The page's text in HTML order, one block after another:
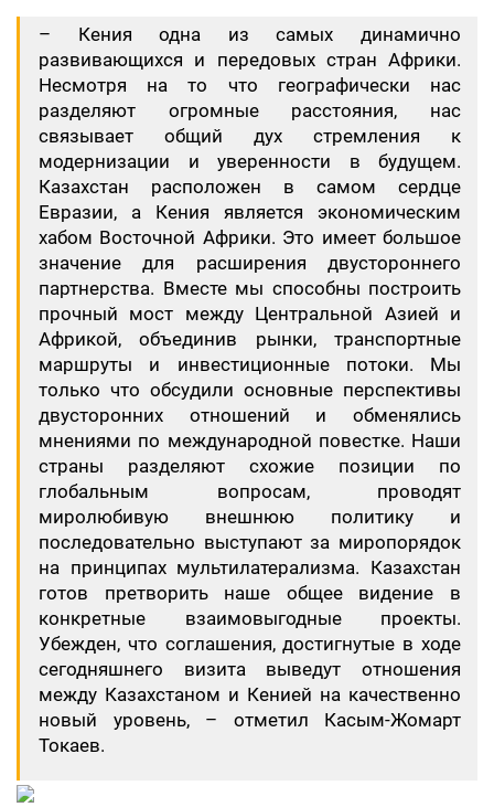
– Кения одна из самых динамично
развивающихся и передовых стран Африки.
Несмотря на то что географически нас
разделяют огромные расстояния, нас
связывает общий дух стремления к
модернизации и уверенности в будущем.
Казахстан расположен в самом сердце
Евразии, а Кения является экономическим
хабом Восточной Африки. Это имеет большое
значение для расширения двустороннего
партнерства. Вместе мы способны построить
прочный мост между Центральной Азией и
Африкой, объединив рынки, транспортные
маршруты и инвестиционные потоки. Мы
только что обсудили основные перспективы
двусторонних отношений и обменялись
мнениями по международной повестке. Наши
страны разделяют схожие позиции по
глобальным вопросам, проводят
миролюбивую внешнюю политику и
последовательно выступают за миропорядок
на принципах мультилатерализма. Казахстан
готов претворить наше общее видение в
конкретные взаимовыгодные проекты.
Убежден, что соглашения, достигнутые в ходе
сегодняшнего визита выведут отношения
между Казахстаном и Кенией на качественно
новый уровень, – отметил Касым-Жомарт
Токаев.